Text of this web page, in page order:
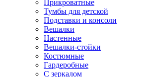
Прикроватные
Тумбы для детской
Подставки и консоли
Вешалки
Настенные
Вешалки-стойки
Костюмные
Гардеробные
С зеркалом